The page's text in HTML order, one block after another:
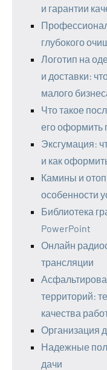
и гарантии
глубокого
Логотип на
и доставки:
малого
Что такое
его оформить
Эксгумация:
и как
Камины и
особенности
Библиотека
PowerPoint
Онлайн
трансляции
территорий:
качества
Организация
Надежные
дачи